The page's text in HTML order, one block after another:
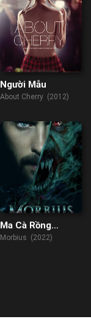
Người Mẫu
About Cherry (2012)
Ma Cà Rồng
Morbius
Morbius (2022)